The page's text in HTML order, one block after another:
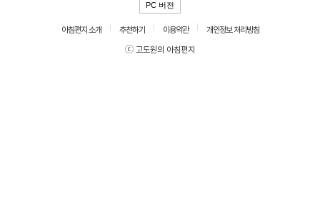
PC 버전
아침편지 소개 추천하기 이용약관
개인정보 처리방침
ⓒ 고도원의 아침편지